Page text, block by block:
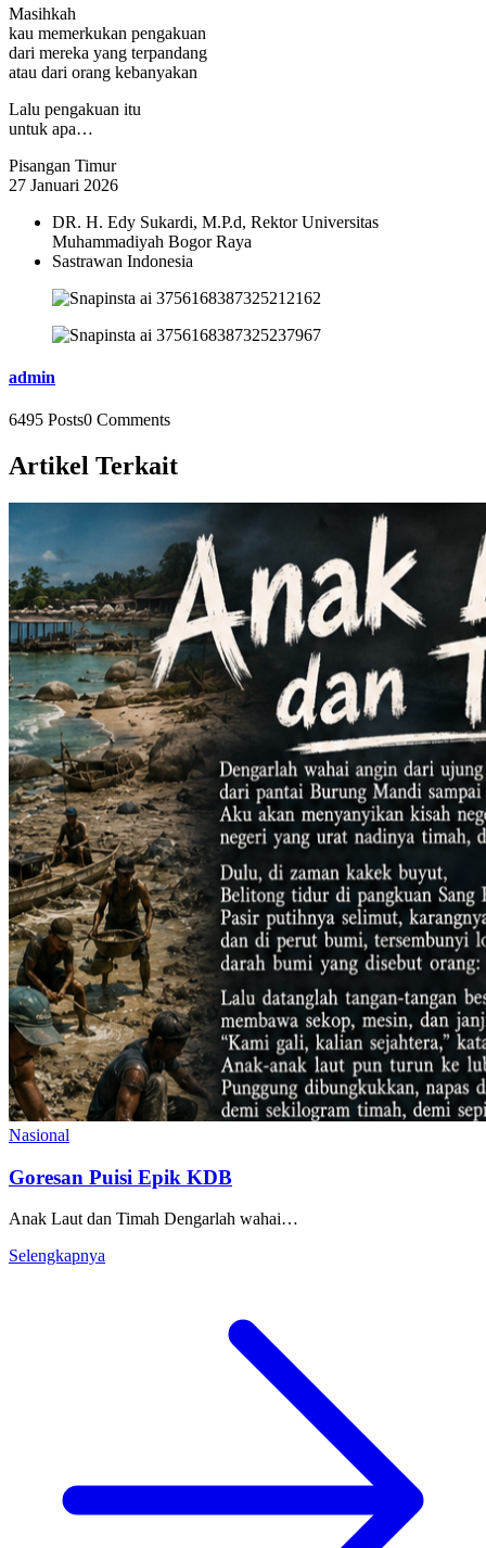
Masihkah
kau memerkukan pengakuan
dari mereka yang terpandang
atau dari orang kebanyakan
Lalu pengakuan itu
untuk apa…
Pisangan Timur
27 Januari 2026
DR. H. Edy Sukardi, M.P.d, Rektor Universitas
Muhammadiyah Bogor Raya
Sastrawan Indonesia
admin
6495 Posts0 Comments
Artikel Terkait
Nasional
Goresan Puisi Epik KDB
Anak Laut dan Timah Dengarlah wahai…
Selengkapnya